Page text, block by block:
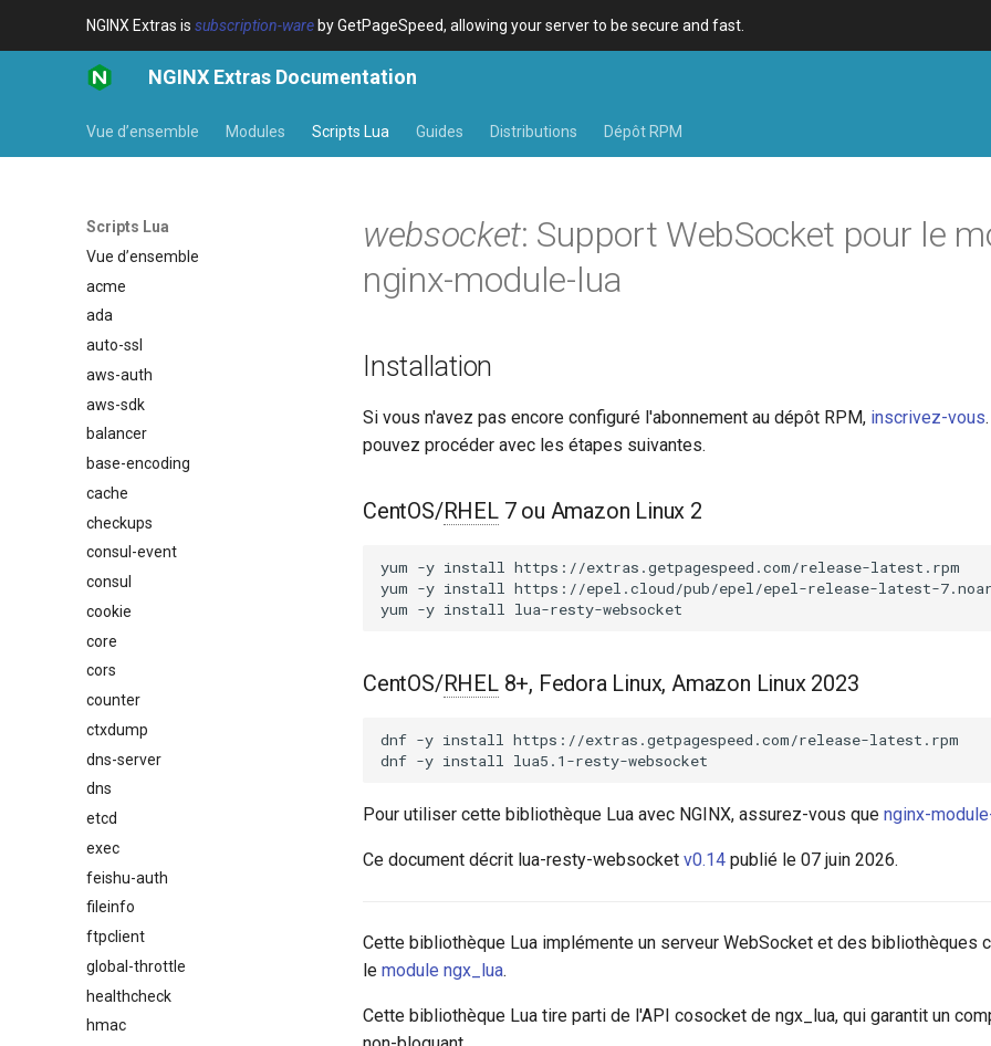
NGINX Extras is subscription-ware by GetPageSpeed, allowing your server to be secure and fast.
NGINX Extras Documentation
Vue d’ensemble Modules Scripts Lua Guides Distributions Dépôt RPM
Scripts Lua
Vue d’ensemble
acme
ada
auto-ssl
aws-auth
aws-sdk
balancer
base-encoding
cache
checkups
consul-event
consul
cookie
core
cors
counter
ctxdump
dns-server
dns
etcd
exec
feishu-auth
fileinfo
ftpclient
global-throttle
healthcheck
hmac
websocket: Support WebSocket pour le
nginx-module-lua
Installation
Si vous n'avez pas encore configuré l'abonnement au dépôt RPM, inscrivez-vous
pouvez procéder avec les étapes suivantes.
CentOS/RHEL7 ou Amazon Linux 2
yum -y install
https://extras.getpagespeed.com/release-latest.rpm
yum -y install
https://epel.cloud/pub/epel/epel-release-latest-
yum -y install
CentOS/RHEL8+, Fedora Linux, Amazon Linux 2023
dnf -y install
https://extras.getpagespeed.com/release-latest.rpm
dnf -y install
Pour utiliser cette bibliothèque Lua avec NGINX, assurez-vous que nginx-
Ce document décrit lua-resty-websocket v0.14 publié le 07 juin 2026.
Cette bibliothèque Lua implémente un serveur WebSocket et des bibliothèques
le module ngx_lua.
Cette bibliothèque Lua tire parti de l'API cosocket de ngx_lua, qui garantit un